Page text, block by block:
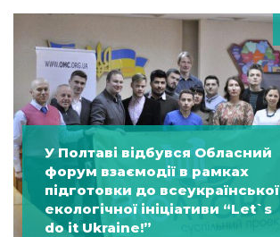
У Полтаві відбувся Обласний
форум взаємодії в рамках
підготовки до всеукраїнської
екологічної ініціативи “Let`s
do it Ukraine!”